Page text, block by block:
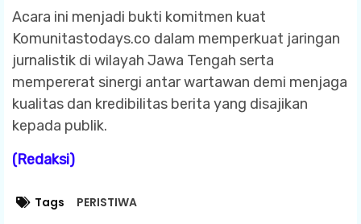
Acara ini menjadi bukti komitmen kuat
Komunitastodays.co dalam memperkuat jaringan
jurnalistik di wilayah Jawa Tengah serta
mempererat sinergi antar wartawan demi menjaga
kualitas dan kredibilitas berita yang disajikan
kepada publik.
(Redaksi)
Tags PERISTIWA